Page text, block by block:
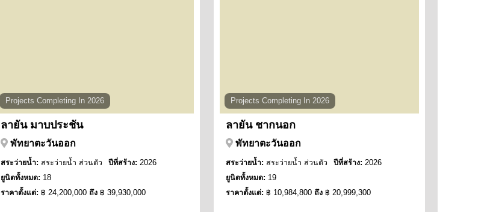
Projects Completing In 2026
ลายัน มาบประชัน
พัทยาตะวันออก
สระว่ายน้ำ: สระว่ายน้ำ ส่วนตัว ปีที่สร้าง: 2026
ยูนิตทั้งหมด: 18
ราคาตั้งแต่: ฿ 24,200,000ถึง ฿ 39,930,000
Projects Completing In 2026
ลายัน ชากนอก
พัทยาตะวันออก
สระว่ายน้ำ: สระว่ายน้ำ ส่วนตัว ปีที่สร้าง: 2026
ยูนิตทั้งหมด: 19
ราคาตั้งแต่: ฿ 10,984,800 ถึง฿ 20,999,300